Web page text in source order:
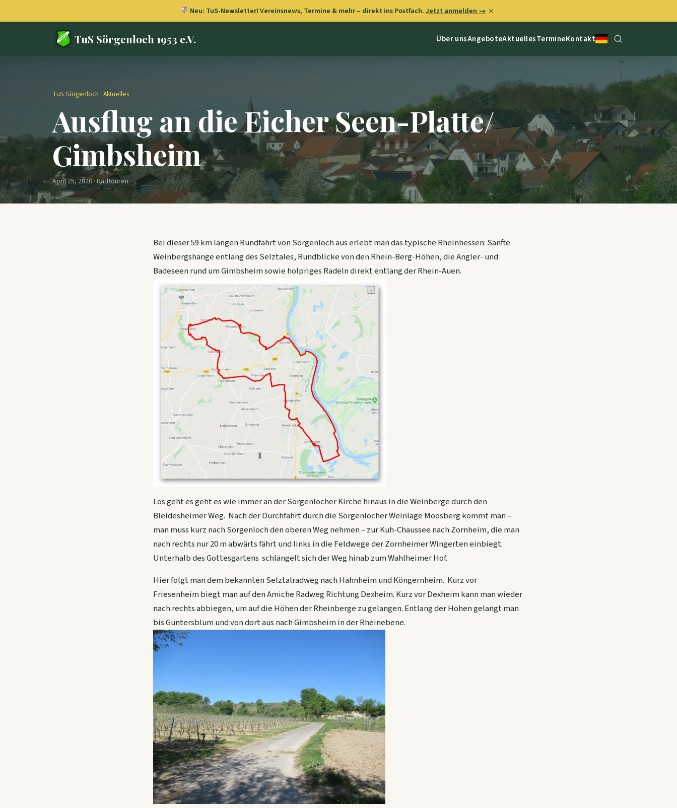
Neu: TuS-Newsletter! Vereinsnews, Termine & mehr – direkt ins Postfach.Jetzt anmelden → ✕
TuS Sörgenloch 1953 e.V. Über unsAngeboteAktuellesTermineKontakt
TuS Sörgenloch · Aktuelles
Ausflug an die Eicher Seen-Platte/
Gimbsheim
April 25, 2020 · Radtouren
Bei dieser 59 km langen Rundfahrt von Sörgenloch aus erlebt man das typische Rheinhessen: Sanfte
Weinbergshänge entlang des Selztales, Rundblicke von den Rhein-Berg-Höhen, die Angler- und
Badeseen rund um Gimbsheim sowie holpriges Radeln direkt entlang der Rhein-Auen.
Los geht es geht es wie immer an der Sörgenlocher Kirche hinaus in die Weinberge durch den
Bleidesheimer Weg. Nach der Durchfahrt durch die Sörgenlocher Weinlage Moosberg kommt man –
man muss kurz nach Sörgenloch den oberen Weg nehmen – zur Kuh-Chaussee nach Zornheim, die man
nach rechts nur 20 m abwärts fährt und links in die Feldwege der Zornheimer Wingerten einbiegt.
Unterhalb des Gottesgartens schlängelt sich der Weg hinab zum Wahlheimer Hof.
Hier folgt man dem bekannten Selztalradweg nach Hahnheim und Köngernheim. Kurz vor
Friesenheim biegt man auf den Amiche Radweg Richtung Dexheim. Kurz vor Dexheim kann man wieder
nach rechts abbiegen, um auf die Höhen der Rheinberge zu gelangen. Entlang der Höhen gelangt man
bis Guntersblum und von dort aus nach Gimbsheim in der Rheinebene.